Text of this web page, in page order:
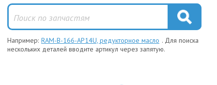
Например: RAM-B-166-AP14U, редукторное масло . Для поиска
нескольких деталей вводите артикул через запятую.